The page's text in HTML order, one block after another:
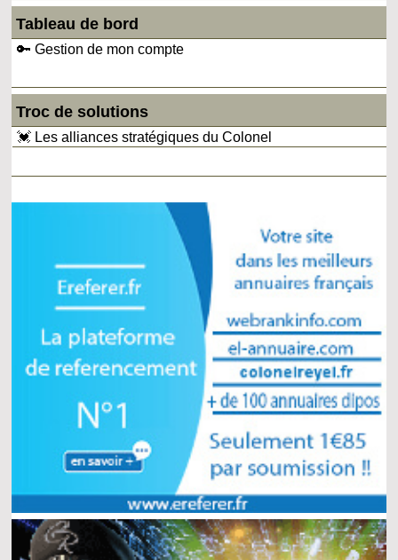
Tableau de bord
🔑 Gestion de mon compte
Troc de solutions
💓 Les alliances stratégiques du Colonel